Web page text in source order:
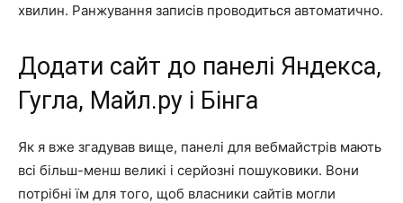
хвилин. Ранжування записів проводиться автоматично.
Додати сайт до панелі Яндекса,
Гугла, Майл.ру і Бінга
Як я вже згадував вище, панелі для вебмайстрів мають
всі більш-менш великі і серйозні пошуковики. Вони
потрібні їм для того, щоб власники сайтів могли